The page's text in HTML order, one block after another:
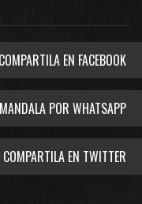
COMPARTILA EN FACEBOOK
MANDALA POR WHATSAPP
COMPARTILA EN TWITTER